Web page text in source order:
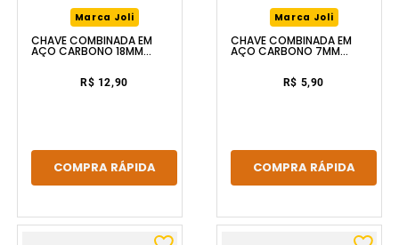
Marca Joli
CHAVE COMBINADA EM
AÇO CARBONO 18MM
FERRAPLUS
R$ 12,90
COMPRA RÁPIDA
Marca Joli
CHAVE COMBINADA EM
AÇO CARBONO 7MM
FERRAPLUS
R$ 5,90
COMPRA RÁPIDA